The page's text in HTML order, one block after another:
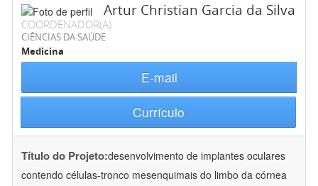
Artur Christian Garcia da Silva
COORDENADOR(A)
CIÊNCIAS DA SAÚDE
Medicina
E-mail
Currículo
Título do Projeto:desenvolvimento de implantes oculares
contendo células-tronco mesenquimais do limbo da córnea